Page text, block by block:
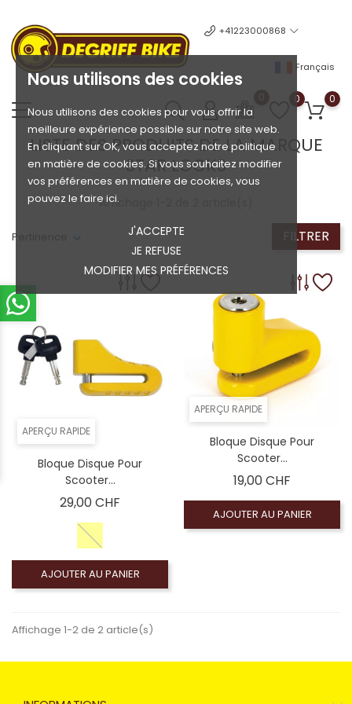
Nous utilisons des cookies
Nous utilisons des cookies pour vous offrir la
meilleure expérience possible sur notre site web.
En cliquant sur OK, vous acceptez notre politique
en matière de cookies. Si vous souhaitez modifier
vos préférences en matière de cookies, vous
pouvez le faire ici.
J'ACCEPTE
JE REFUSE
MODIFIER MES PRÉFÉRENCES
+41223000868
Français
0 0
LISTE DES PRODUITS DE LA MARQUE
STAR LOCKS
Pertinence FILTRER
Affichage 1-2 de 2 article(s)
APERÇU RAPIDE
Bloque Disque Pour
Scooter...
29,00 CHF
AJOUTER AU PANIER
APERÇU RAPIDE
Bloque Disque Pour
Scooter...
19,00 CHF
AJOUTER AU PANIER
Affichage 1-2 de 2 article(s)